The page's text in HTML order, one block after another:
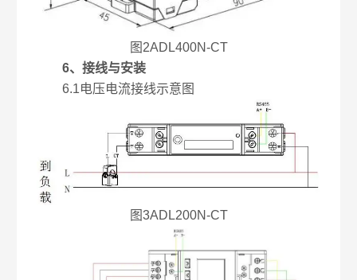
图2ADL400N-CT
6、接线与安装
6.1电压电流接线示意图
图3ADL200N-CT